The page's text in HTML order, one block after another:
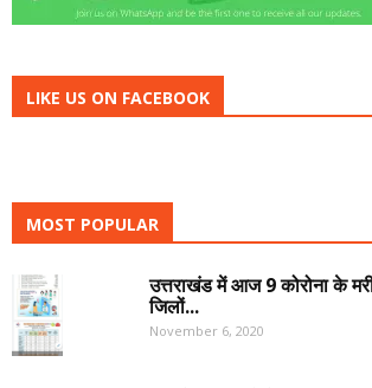
LIKE US ON FACEBOOK
MOST POPULAR
उत्तराखंड में आज 9 कोरोना के
जिलों...
November 6, 2020